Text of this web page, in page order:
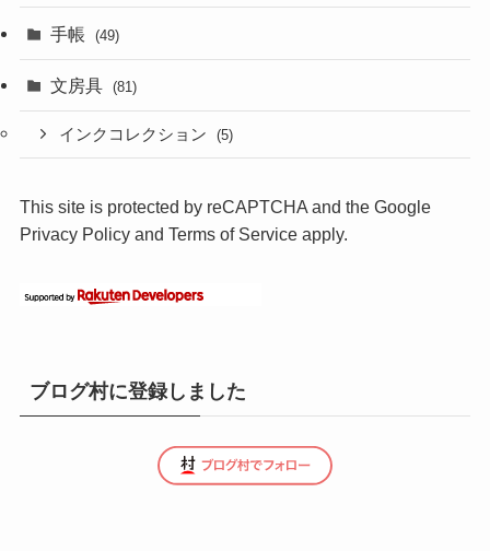
手帳 (49)
文房具 (81)
インクコレクション (5)
This site is protected by reCAPTCHA and the Google
Privacy Policyand Terms of Serviceapply.
ブログ村に登録しました